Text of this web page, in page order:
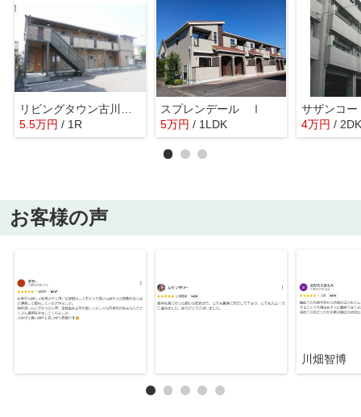
5.5万円 / 1R
スプレンデール Ⅰ
5万円 / 1LDK
サザンコー
4万円 / 2DK
お客様の声
川畑智博